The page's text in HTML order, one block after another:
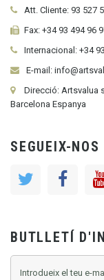
Att. Cliente: 93 527
Fax: +34 93 494 96
Internacional: +34
E-mail:
Direcció: Artsvalua
Barcelona Espanya
SEGUEIX-NOS
BUTLLETÍ